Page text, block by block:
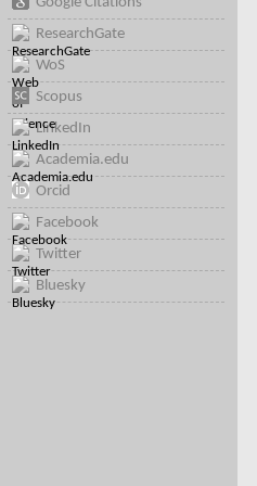
ResearchGate
WoS
Scopus
LinkedIn
Academia.edu
Orcid
Facebook
Twitter
Bluesky